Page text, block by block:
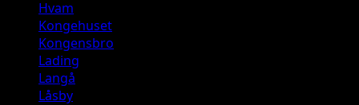
Hvam
Kongehuset
Kongensbro
Lading
Langå
Låsby